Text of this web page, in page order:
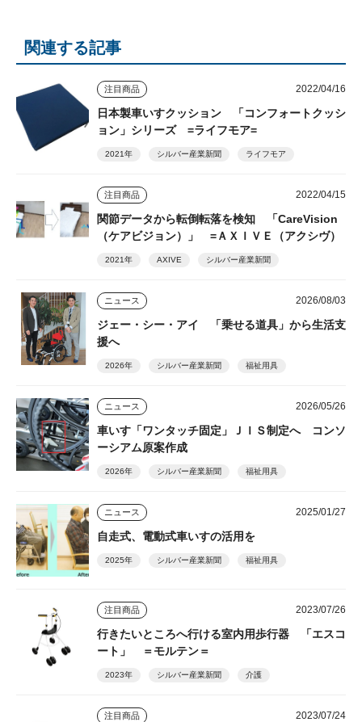
関連する記事
注目商品 2022/04/16
日本製車いすクッション 「コンフォートクッシ
ョン」シリーズ =ライフモア=
2021年 シルバー産業新聞 ライフモア
注目商品 2022/04/15
関節データから転倒転落を検知 「CareVision
（ケアビジョン）」 =ＡＸＩＶＥ（アクシヴ）
2021年 AXIVE シルバー産業新聞
ニュース 2026/08/03
ジェー・シー・アイ 「乗せる道具」から生活支
援へ
2026年 シルバー産業新聞 福祉用具
ニュース 2026/05/26
車いす「ワンタッチ固定」ＪＩＳ制定へ コンソ
ーシアム原案作成
2026年 シルバー産業新聞 福祉用具
ニュース 2025/01/27
自走式、電動式車いすの活用を
2025年 シルバー産業新聞 福祉用具
注目商品 2023/07/26
行きたいところへ行ける室内用歩行器 「エスコ
ート」 ＝モルテン＝
2023年 シルバー産業新聞 介護
注目商品 2023/07/24